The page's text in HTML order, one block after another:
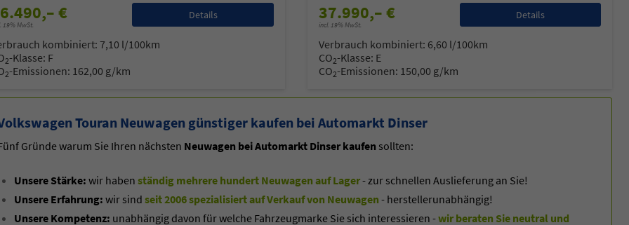
€
19% MwSt.
Details
kombiniert:7,10 l/100km
2-Klasse: F
2-Emissionen: 162,00 g/km
37.990,– €
incl. 19% MwSt.
Details
Verbrauch kombiniert: 6,60 l/100km
CO2-Klasse: E
CO2-Emissionen: 150,00 g/km
Touran Neuwagen günstiger kaufen bei Automarkt Dinser
Gründe warum Sie Ihren nächsten Neuwagen bei Automarkt Dinser kaufen sollten:
Unsere Stärke: wir habenständig mehrere hundert Neuwagen auf Lager- zur schnellen Auslieferung an Sie!
Unsere Erfahrung: wir sindseit 2006 spezialisiert auf Verkauf von Neuwagen - herstellerunabhängig!
Unsere Kompetenz: unabhängig davon für welche Fahrzeugmarke Sie sich interessieren -wir beraten Sie neutral und